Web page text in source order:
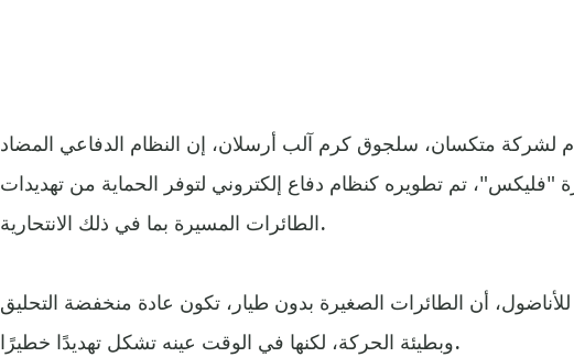
لشركة متكسان، سلجوق كرم آلب أرسلان، إن النظام الدفاعي المضاد
"فليكس"، تم تطويره كنظام دفاع إلكتروني لتوفر الحماية من تهديدات
الطائرات المسيرة بما في ذلك الانتحارية.
أن الطائرات الصغيرة بدون طيار، تكون عادة منخفضة التحليق
وبطيئة الحركة، لكنها في الوقت عينه تشكل تهديدًا خطيرًا.